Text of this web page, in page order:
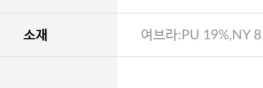
소재 여브라:PU 19%,NY